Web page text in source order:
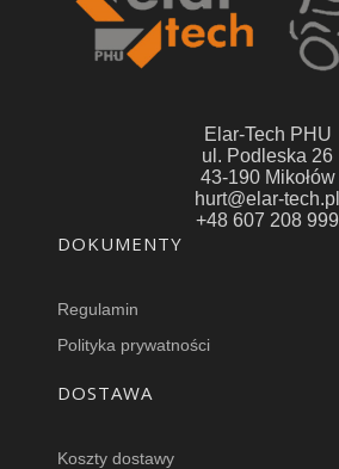
Elar-Tech PHU
ul. Podleska 26
43-190 Mikołów
hurt@elar-tech.pl
+48 607 208 999
Linki w stopce
DOKUMENTY
Regulamin
Polityka prywatności
DOSTAWA
Koszty dostawy